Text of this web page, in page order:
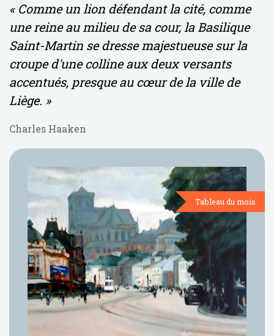
« Comme un lion défendant la cité, comme
une reine au milieu de sa cour, la Basilique
Saint-Martin se dresse majestueuse sur la
croupe d'une colline aux deux versants
accentués, presque au cœur de la ville de
Liège. »
Charles Haaken
Tableau du mois